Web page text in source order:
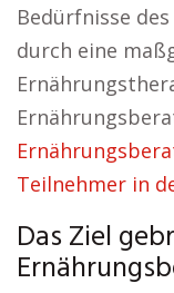
Bedürfnisse
durch eine
Teilnehmer in
Das Ziel